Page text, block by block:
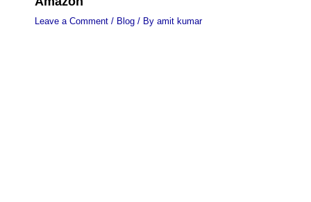
Leave a Comment / Blog/ By amit kumar